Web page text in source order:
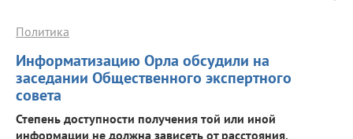
Информатизацию Орла обсудили на
заседании Общественного экспертного
совета
Политика
Степень доступности получения той или иной
информации не должна зависеть от расстояния,